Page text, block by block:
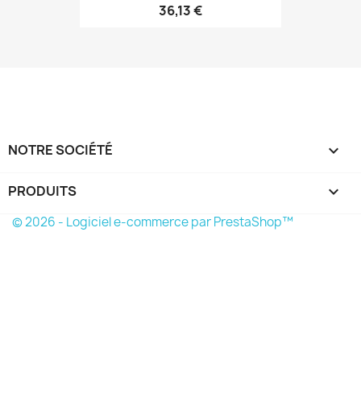
36,13 €
NOTRE SOCIÉTÉ 
PRODUITS 
© 2026 - Logiciel e-commerce par PrestaShop™